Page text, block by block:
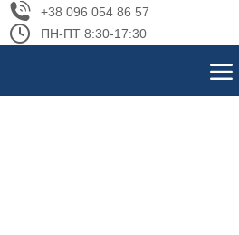
+38 096 054 86 57
ПН-ПТ 8:30-17:30